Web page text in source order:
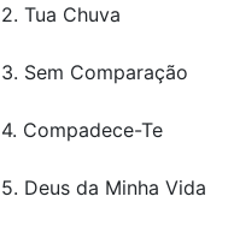
2. Tua Chuva
3. Sem Comparação
4. Compadece-Te
5. Deus da Minha Vida